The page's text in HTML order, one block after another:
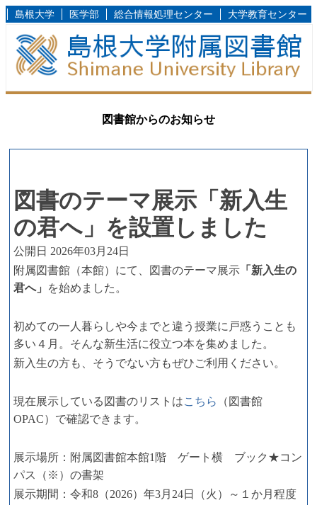
島根大学 医学部 総合情報処理センター 大学教育センター
図書館からのお知らせ
図書のテーマ展示「新入生
の君へ」を設置しました
公開日 2026年03月24日
附属図書館（本館）にて、図書のテーマ展示 「新入生の
君へ」
を始めました。
初めての一人暮らしや今までと違う授業に戸惑うことも
多い４月。そんな新生活に役立つ本を集めました。
新入生の方も、そうでない方もぜひご利用ください。
現在展示している図書のリストはこちら
（図書館
OPAC）で確認できます。
展示場所：附属図書館本館1階 ゲート横 ブック★コン
パス（※）の書架
展示期間：令和8（2026）年3月24日（火）～１か月程度